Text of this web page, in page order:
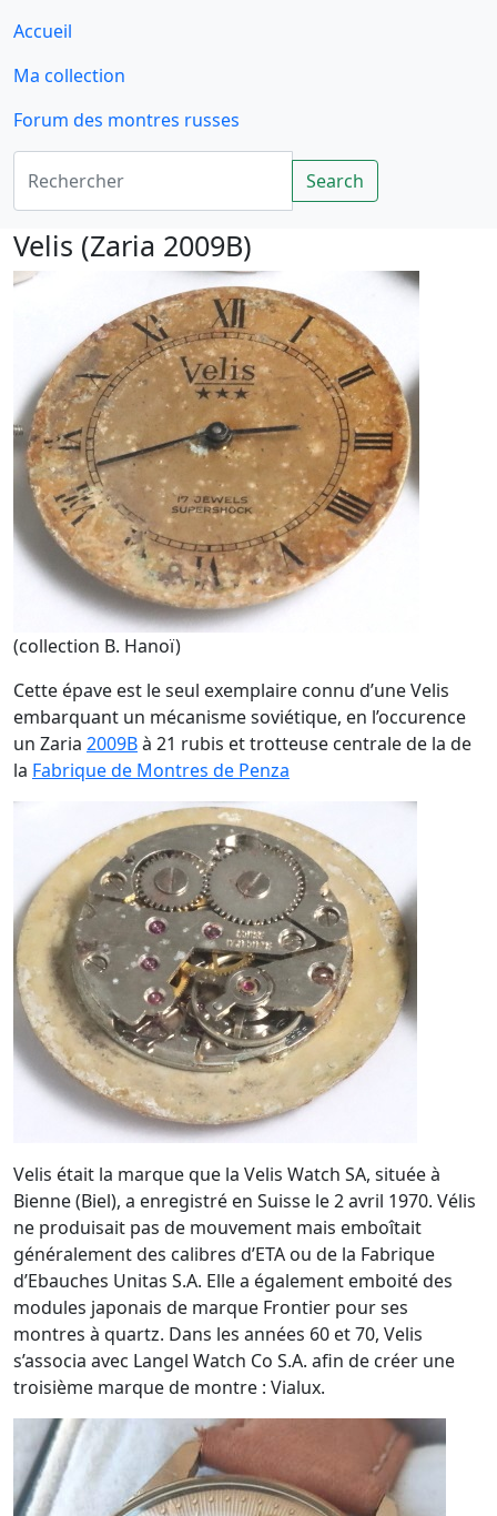
Accueil
Ma collection
Forum des montres russes
Rechercher
Search
Velis (Zaria 2009B)
(collection B. Hanoï)
Cette épave est le seul exemplaire connu d’une Velis
embarquant un mécanisme soviétique, en l’occurence
un Zaria 2009Bà 21 rubis et trotteuse centrale de la de
la Fabrique de Montres de Penza
Velis était la marque que la Velis Watch SA, située à
Bienne (Biel), a enregistré en Suisse le 2 avril 1970. Vélis
ne produisait pas de mouvement mais emboîtait
généralement des calibres d’ETA ou de la Fabrique
d’Ebauches Unitas S.A. Elle a également emboité des
modules japonais de marque Frontier pour ses
montres à quartz. Dans les années 60 et 70, Velis
s’associa avec Langel Watch Co S.A. afin de créer une
troisième marque de montre : Vialux.